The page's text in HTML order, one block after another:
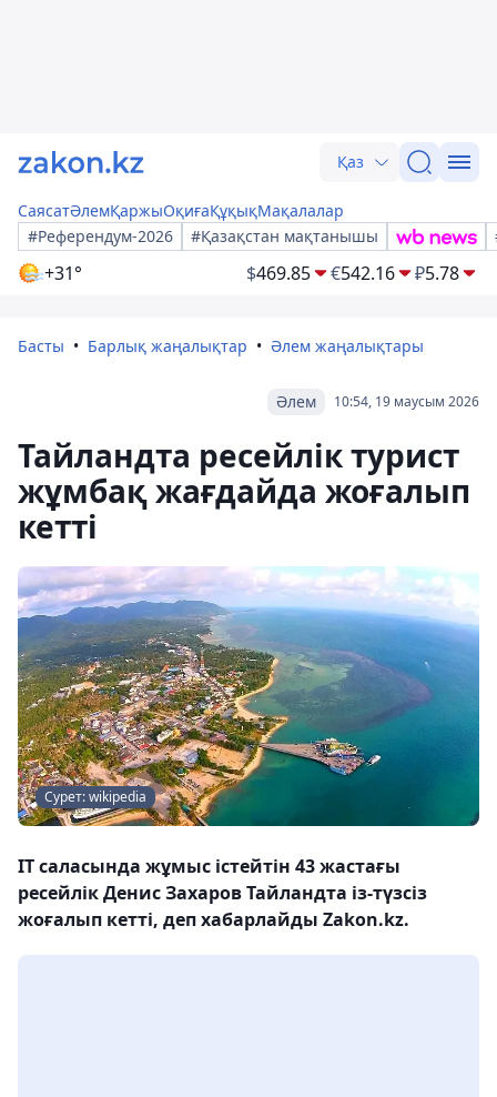
Қаз
СаясатӘлемҚаржыОқиғаҚұқықМақалалар
#Референдум-2026
#Қазақстан мақтанышы
+31° $469.85 €542.16 ₽5.78
Басты Барлық жаңалықтар Әлем жаңалықтары
10:54, 19 маусым 2026
Әлем
Тайландта ресейлік турист
жұмбақ жағдайда жоғалып
кетті
Сурет: wikipedia
IT саласында жұмыс істейтін 43 жастағы
ресейлік Денис Захаров Тайландта із-түзсіз
жоғалып кетті, деп хабарлайды Zakon.kz.